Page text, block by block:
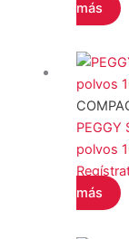
más
PEGGY
polvos
más